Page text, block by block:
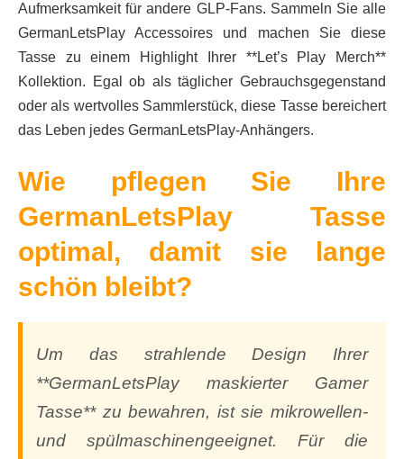
Aufmerksamkeit für andere GLP-Fans. Sammeln Sie alle
GermanLetsPlay Accessoires und machen Sie diese
Tasse zu einem Highlight Ihrer **Let’s Play Merch**
Kollektion. Egal ob als täglicher Gebrauchsgegenstand
oder als wertvolles Sammlerstück, diese Tasse bereichert
das Leben jedes GermanLetsPlay-Anhängers.
Wie pflegen Sie Ihre
GermanLetsPlay Tasse
optimal, damit sie lange
schön bleibt?
Um das strahlende Design Ihrer
**GermanLetsPlay maskierter Gamer
Tasse** zu bewahren, ist sie mikrowellen-
und spülmaschinengeeignet. Für die